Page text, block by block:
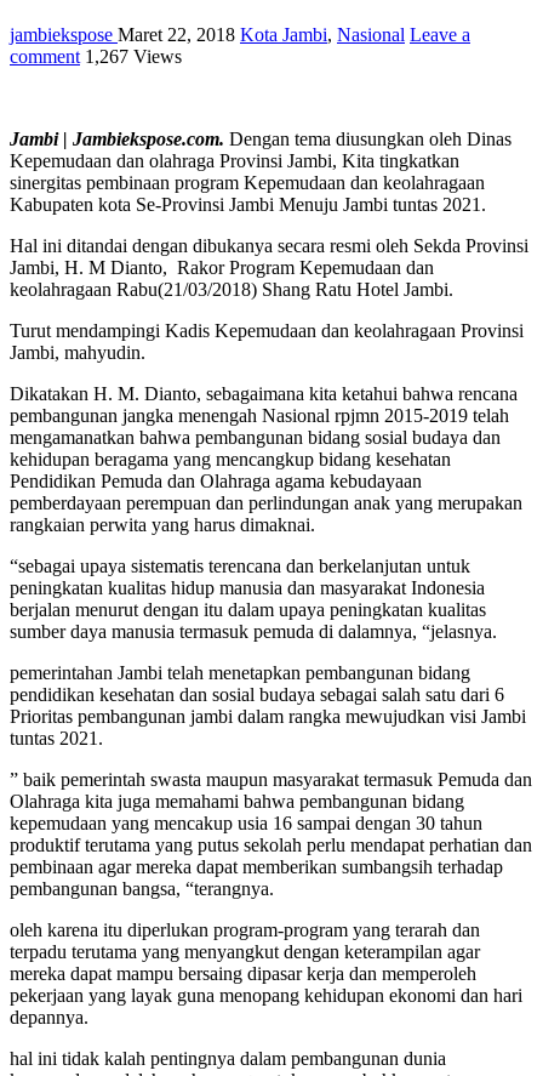
jambiekspose Maret 22, 2018 Kota Jambi, Nasional Leave a
comment 1,267 Views
Jambi | Jambiekspose.com. Dengan tema diusungkan oleh Dinas
Kepemudaan dan olahraga Provinsi Jambi, Kita tingkatkan
sinergitas pembinaan program Kepemudaan dan keolahragaan
Kabupaten kota Se-Provinsi Jambi Menuju Jambi tuntas 2021.
Hal ini ditandai dengan dibukanya secara resmi oleh Sekda Provinsi
Jambi, H. M Dianto, Rakor Program Kepemudaan dan
keolahragaan Rabu(21/03/2018) Shang Ratu Hotel Jambi.
Turut mendampingi Kadis Kepemudaan dan keolahragaan Provinsi
Jambi, mahyudin.
Dikatakan H. M. Dianto, sebagaimana kita ketahui bahwa rencana
pembangunan jangka menengah Nasional rpjmn 2015-2019 telah
mengamanatkan bahwa pembangunan bidang sosial budaya dan
kehidupan beragama yang mencangkup bidang kesehatan
Pendidikan Pemuda dan Olahraga agama kebudayaan
pemberdayaan perempuan dan perlindungan anak yang merupakan
rangkaian perwita yang harus dimaknai.
“sebagai upaya sistematis terencana dan berkelanjutan untuk
peningkatan kualitas hidup manusia dan masyarakat Indonesia
berjalan menurut dengan itu dalam upaya peningkatan kualitas
sumber daya manusia termasuk pemuda di dalamnya, “jelasnya.
pemerintahan Jambi telah menetapkan pembangunan bidang
pendidikan kesehatan dan sosial budaya sebagai salah satu dari 6
Prioritas pembangunan jambi dalam rangka mewujudkan visi Jambi
tuntas 2021.
” baik pemerintah swasta maupun masyarakat termasuk Pemuda dan
Olahraga kita juga memahami bahwa pembangunan bidang
kepemudaan yang mencakup usia 16 sampai dengan 30 tahun
produktif terutama yang putus sekolah perlu mendapat perhatian dan
pembinaan agar mereka dapat memberikan sumbangsih terhadap
pembangunan bangsa, “terangnya.
oleh karena itu diperlukan program-program yang terarah dan
terpadu terutama yang menyangkut dengan keterampilan agar
mereka dapat mampu bersaing dipasar kerja dan memperoleh
pekerjaan yang layak guna menopang kehidupan ekonomi dan hari
depannya.
hal ini tidak kalah pentingnya dalam pembangunan dunia